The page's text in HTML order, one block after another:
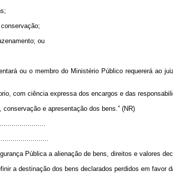
ou
ou o membro do Ministério Público requererá ao
com ciência expressa dos encargos e das
e apresentação dos bens.” (NR)
Pública a alienação de bens, direitos e valores
a destinação dos bens declarados perdidos em favor